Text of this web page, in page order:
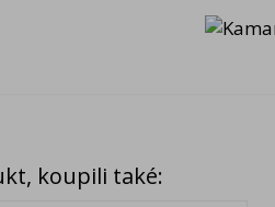
koupili také: